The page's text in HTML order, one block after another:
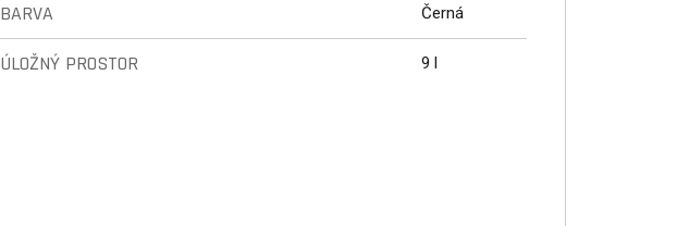
BARVA Černá
ÚLOŽNÝ PROSTOR 9 l